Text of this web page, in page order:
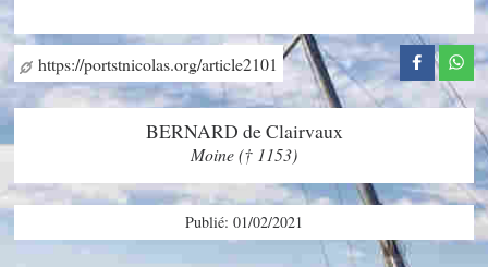
https://portstnicolas.org/article2101
BERNARD de Clairvaux
Moine († 1153)
Publié: 01/02/2021